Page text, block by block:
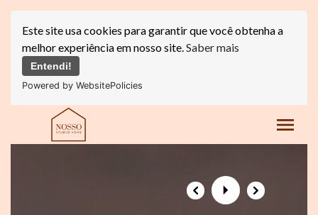
Este site usa cookies para garantir que você obtenha a
melhor experiência em nosso site.Saber mais
Entendi!
Powered by WebsitePolicies
menu